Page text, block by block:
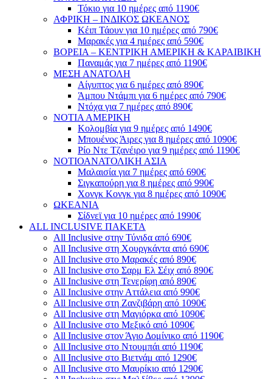
Τόκιο για 10 ημέρες από 1190€
ΑΦΡΙΚΗ – ΙΝΔΙΚΟΣ ΩΚΕΑΝΟΣ
Κέιπ Τάουν για 10 ημέρες από 790€
Μαρακές για 4 ημέρες από 590€
ΒΟΡΕΙΑ – ΚΕΝΤΡΙΚΗ ΑΜΕΡΙΚΗ & ΚΑΡΑΙΒΙΚΗ
Παναμάς για 7 ημέρες από 1190€
ΜΕΣΗ ΑΝΑΤΟΛΗ
Αίγυπτος για 6 ημέρες από 890€
Άμπου Ντάμπι για 6 ημέρες από 790€
Ντόχα για 7 ημέρες από 890€
ΝΟΤΙΑ ΑΜΕΡΙΚΗ
Κολομβία για 9 ημέρες από 1490€
Μπουένος Άιρες για 8 ημέρες από 1090€
Ρίο Ντε Τζανέιρο για 9 ημέρες από 1190€
ΝΟΤΙΟΑΝΑΤΟΛΙΚΗ ΑΣΙΑ
Μαλαισία για 7 ημέρες από 690€
Σιγκαπούρη για 8 ημέρες από 990€
Χονγκ Κονγκ για 8 ημέρες από 1090€
ΩΚΕΑΝΙΑ
Σίδνεϊ για 10 ημέρες από 1990€
ALL INCLUSIVE ΠΑΚΕΤΑ
All Inclusive στην Τύνιδα από 690€
All Inclusive στη Χουργκάντα από 690€
All Inclusive στο Μαρακές από 890€
All Inclusive στο Σαρμ Ελ Σέιχ από 890€
All Inclusive στη Τενερίφη από 890€
All Inclusive στην Αττάλεια από 990€
All Inclusive στη Ζανζιβάρη από 1090€
All Inclusive στη Μαγιόρκα από 1090€
All Inclusive στο Μεξικό από 1090€
All Inclusive στον Άγιο Δομίνικο από 1190€
All Inclusive στο Ντουμπάι από 1190€
All Inclusive στο Βιετνάμ από 1290€
All Inclusive στο Μαυρίκιο από 1290€